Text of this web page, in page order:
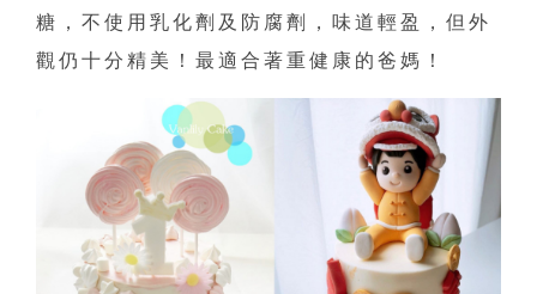
糖，不使用乳化劑及防腐劑，味道輕盈，但外
觀仍十分精美！最適合著重健康的爸媽！